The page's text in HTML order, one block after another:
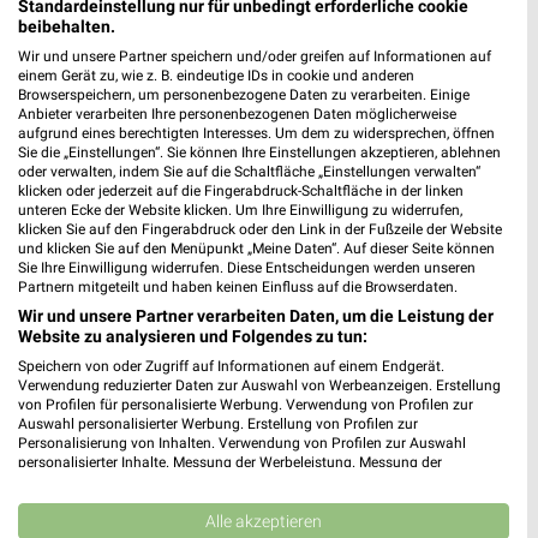
MEHR PROSPEKTE
weekli - Prospekte & Angebote App
Alle REWE Angebote immer griffbereit – mit der kostenlosen
weekli App für iOS & Android.
✔Standortgenaue Angebote
Standardeinstellung nur für unbedingt erforderliche cookie
beibehalten.
Wir und unsere Partner speichern und/oder greifen auf Informationen auf
einem Gerät zu, wie z. B. eindeutige IDs in cookie und anderen
Browserspeichern, um personenbezogene Daten zu verarbeiten. Einige
Anbieter verarbeiten Ihre personenbezogenen Daten möglicherweise
aufgrund eines berechtigten Interesses. Um dem zu widersprechen, öffnen
Sie die „Einstellungen“. Sie können Ihre Einstellungen akzeptieren, ablehnen
oder verwalten, indem Sie auf die Schaltfläche „Einstellungen verwalten“
klicken oder jederzeit auf die Fingerabdruck-Schaltfläche in der linken
unteren Ecke der Website klicken. Um Ihre Einwilligung zu widerrufen,
klicken Sie auf den Fingerabdruck oder den Link in der Fußzeile der Website
und klicken Sie auf den Menüpunkt „Meine Daten“. Auf dieser Seite können
Sie Ihre Einwilligung widerrufen. Diese Entscheidungen werden unseren
Partnern mitgeteilt und haben keinen Einfluss auf die Browserdaten.
Wir und unsere Partner verarbeiten Daten, um die Leistung der
Website zu analysieren und Folgendes zu tun:
Speichern von oder Zugriff auf Informationen auf einem Endgerät.
Verwendung reduzierter Daten zur Auswahl von Werbeanzeigen. Erstellung
von Profilen für personalisierte Werbung. Verwendung von Profilen zur
Auswahl personalisierter Werbung. Erstellung von Profilen zur
Personalisierung von Inhalten. Verwendung von Profilen zur Auswahl
personalisierter Inhalte. Messung der Werbeleistung. Messung der
Kombinationen von Daten aus verschiedenen Quellen. Entwicklung und
Verbesserung der Angebote. Verwendung reduzierter Daten zur Auswahl
Alle akzeptieren